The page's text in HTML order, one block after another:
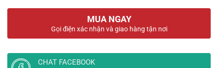
MUA NGAY
Gọi điện xác nhận và giao hàng tận nơi
CHAT FACEBOOK